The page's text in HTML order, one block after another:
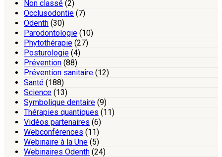
Non classé (2)
Occlusodontie (7)
Odenth (30)
Parodontologie (10)
Phytothérapie (27)
Posturologie (4)
Prévention (88)
Prévention sanitaire (12)
Santé (188)
Science (13)
Symbolique dentaire (9)
Thérapies quantiques (11)
Vidéos partenaires (6)
Webconférences (11)
Webinaire à la Une (5)
Webinaires Odenth (24)